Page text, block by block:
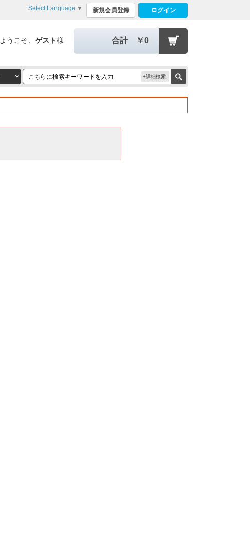
ログイン
新規会員登録
Select Language ▼
ようこそ、 ゲスト様 合計 ￥0
+詳細検索